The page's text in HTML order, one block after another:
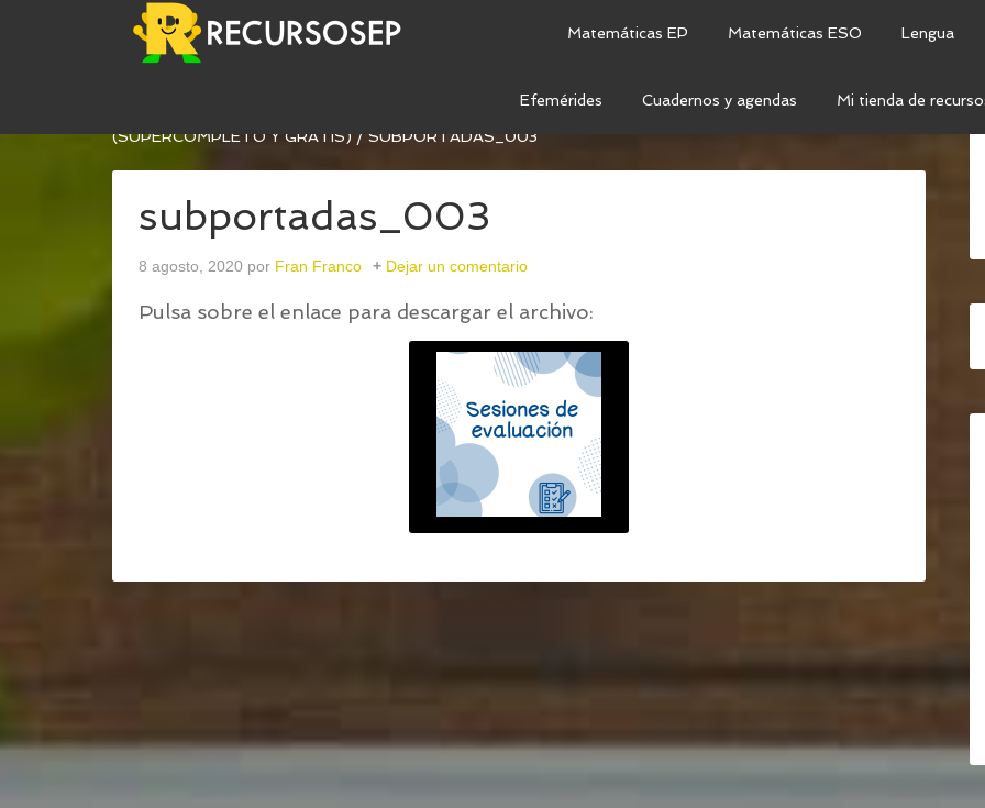
Matemáticas EP Matemáticas ESO Lengua
Efemérides Cuadernos y agendas Mi tienda de
NUEVO CUADERNO DEL PROFESOR & AGENDA 2020 – 2021
(SUPERCOMPLETO Y GRATIS) / SUBPORTADAS_003
subportadas_003
8 agosto, 2020 por Fran Franco Dejar un comentario
Pulsa sobre el enlace para descargar el archivo: